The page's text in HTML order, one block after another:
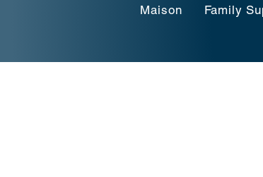
Maison Family